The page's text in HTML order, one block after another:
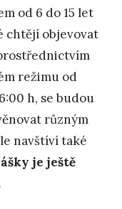
od 6 do 15 let
chtějí objevovat
režimu od
h, se budou
různým
navštíví také
je ještě